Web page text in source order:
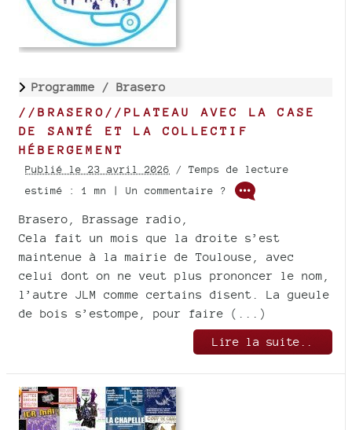
Programme / Brasero
//BRASERO//PLATEAU AVEC LA CASE
DE SANTÉ ET LA COLLECTIF
HÉBERGEMENT
Publié le 23 avril 2026 / Temps de lecture
estimé : 1 mn | Un commentaire ?
Brasero, Brassage radio,
Cela fait un mois que la droite s’est
maintenue à la mairie de Toulouse, avec
celui dont on ne veut plus prononcer le nom,
l’autre JLM comme certains disent. La gueule
de bois s’estompe, pour faire (...)
Lire la suite..